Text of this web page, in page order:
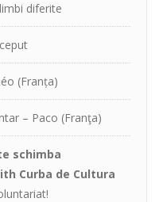
diferite
(Franța)
– Paco (Franţa)
schimba
Curba de Cultura